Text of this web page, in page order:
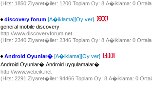
(Hits: 1850 Ziyaret�iler: 1200 Toplam Oy: 8 A�iklama: 0
discovery forum [A�iklama][Oy ver]
general mobile discovery
http://www.discoveryforum.net
(Hits: 2340 Ziyaret�iler: 2346 Toplam Oy: 8 A�iklama: 0
Android Oyunlar� [A�iklama][Oy ver]
Android Oyunlar�,Android uygulamalar�
http://www.webcik.net
(Hits: 2291 Ziyaret�iler: 94466 Toplam Oy: 8 A�iklama: 0